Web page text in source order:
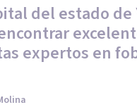
del estado de
expertos en